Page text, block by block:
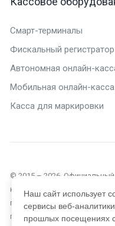
Смарт-терминалы
Фискальный регистратор
Автономная онлайн-
Мобильная онлайн-касса
Касса для маркировки
© 2015 – 2026.
касса в Краснодаре.
права, исключительные
принадлежат компании ООО
Наш сайт использует
сервисы веб-
прошлых посещениях